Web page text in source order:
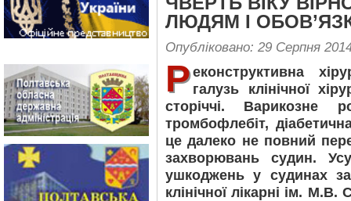
ЛЮДЯМ І
Опубліковано: 29 Серпня
Реконструктивна
галузь клінічної
сторіччі. Варикозне
тромбофлебіт,
це далеко не повний
захворювань судин.
ушкоджень у судинах
клінічної лікарні ім. М.В.